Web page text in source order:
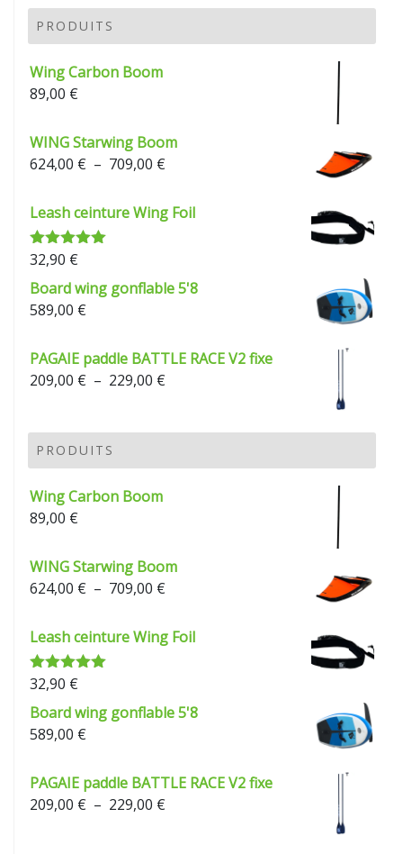
PRODUITS
Wing Carbon Boom
89,00 €
WING Starwing Boom
624,00 € – 709,00 €
prix :
624,00 €
Leash ceinture Wing Foil
Note 5.00
32,90 €
Board wing gonflable 5'8
589,00 €
PAGAIE paddle BATTLE RACE V2 fixe
209,00 € – 229,00 €
à
PRODUITS
Wing Carbon Boom
89,00 €
WING Starwing Boom
624,00 € – 709,00 €
prix :
624,00 €
Leash ceinture Wing Foil
Note 5.00
32,90 €
Board wing gonflable 5'8
589,00 €
PAGAIE paddle BATTLE RACE V2 fixe
209,00 € – 229,00 €